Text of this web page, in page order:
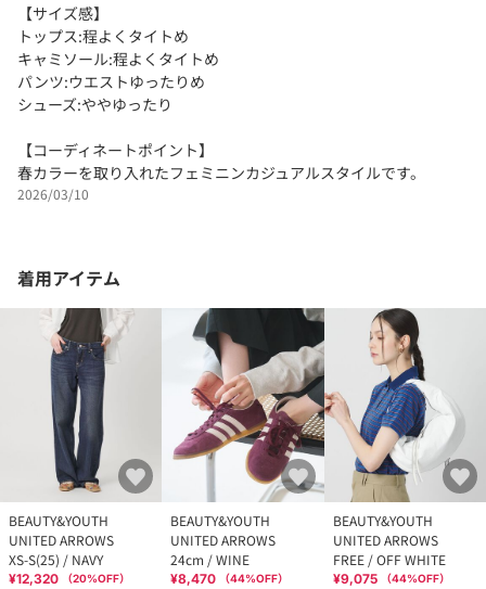
【サイズ感】
トップス:程よくタイトめ
キャミソール:程よくタイトめ
パンツ:ウエストゆったりめ
シューズ:ややゆったり
【コーディネートポイント】
春カラーを取り入れたフェミニンカジュアルスタイルです。
2026/03/10
着用アイテム
BEAUTY&YOUTH
UNITED ARROWS
XS-S(25) / NAVY
¥12,320 （20%OFF）
BEAUTY&YOUTH
UNITED ARROWS
24cm / WINE
¥8,470 （44%OFF）
BEAUTY&YOUTH
UNITED ARROWS
FREE / OFF WHITE
¥9,075 （44%OFF）